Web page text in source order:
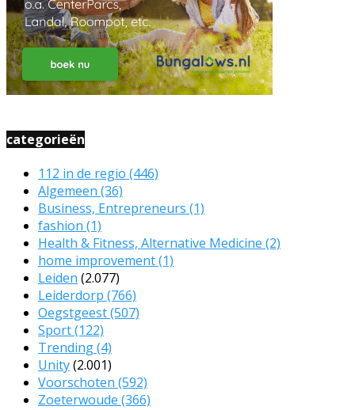
categorieën
112 in de regio (446)
Algemeen (36)
Business, Entrepreneurs (1)
fashion (1)
Health & Fitness, Alternative Medicine (2)
home improvement(1)
Leiden (2.077)
Leiderdorp (766)
Oegstgeest(507)
Sport(122)
Trending(4)
Unity(2.001)
Voorschoten (592)
Zoeterwoude (366)